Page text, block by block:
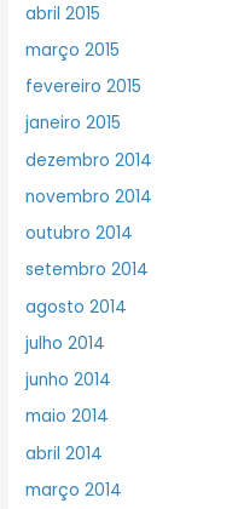
abril 2015
março 2015
fevereiro 2015
janeiro 2015
dezembro 2014
novembro 2014
outubro 2014
setembro 2014
agosto 2014
julho 2014
junho 2014
maio 2014
abril 2014
março 2014